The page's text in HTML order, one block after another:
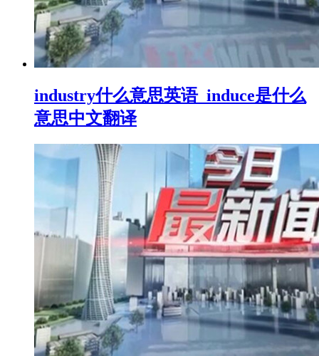
industry什么意思英语_induce是什么
意思中文翻译